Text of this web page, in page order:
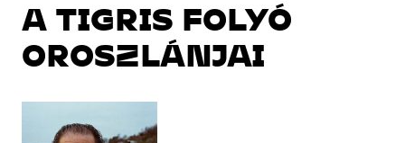
A TIGRIS FOLYÓ
OROSZLÁNJAI